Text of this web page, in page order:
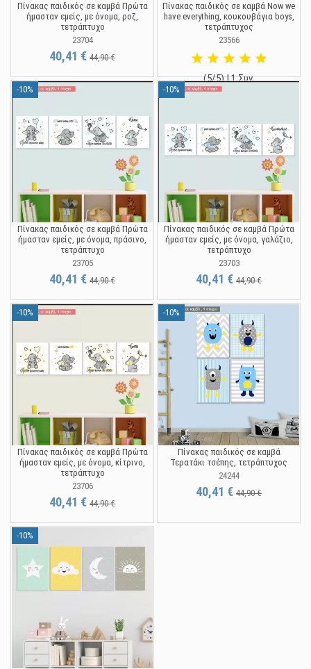
Πίνακας παιδικός σε καμβά Πρώτα
ήμασταν εμείς, με όνομα, ροζ,
τετράπτυχο
23704
40,41 € 44,90 €
Πίνακας παιδικός σε καμβά Now we
have everything, κουκουβάγια boys,
τετράπτυχος
23566
(5/5) | 1 Συν.
40,41 €
-10%
Πίνακας παιδικός σε καμβά Πρώτα
ήμασταν εμείς, με όνομα, πράσινο,
τετράπτυχο
23705
40,41 € 44,90 €
-10%
Πίνακας παιδικός σε καμβά Πρώτα
ήμασταν εμείς, με όνομα, γαλάζιο,
τετράπτυχο
23703
40,41 € 44,90 €
-10%
Πίνακας παιδικός σε καμβά Πρώτα
ήμασταν εμείς, με όνομα, κίτρινο,
τετράπτυχο
23706
40,41 € 44,90 €
-10%
Πίνακας παιδικός σε καμβά
Τερατάκι τσέπης, τετράπτυχος
24244
40,41 € 44,90 €
-10%